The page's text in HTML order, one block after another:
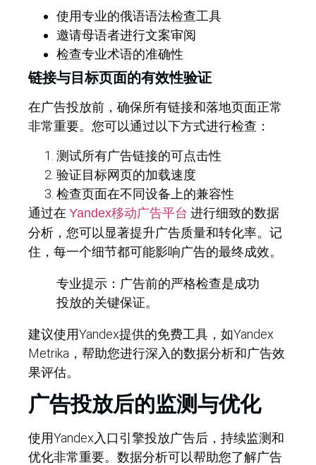
使用专业的俄语语法检查工具
邀请母语者进行文案审阅
检查专业术语的准确性
链接与目标页面的有效性验证
在广告投放前，确保所有链接和落地页面正常
非常重要。您可以通过以下方式进行检查：
测试所有广告链接的可点击性
验证目标网页的加载速度
检查页面在不同设备上的兼容性
通过在 Yandex移动广告平台 进行细致的数据
分析，您可以显著提升广告质量和转化率。记
住，每一个细节都可能影响广告的最终成效。
专业提示：广告前的严格检查是成功
投放的关键保证。
建议使用Yandex提供的免费工具，如Yandex
Metrika，帮助您进行深入的数据分析和广告效
果评估。
广告投放后的监测与优化
使用Yandex入口引擎投放广告后，持续监测和
优化非常重要。数据分析可以帮助您了解广告